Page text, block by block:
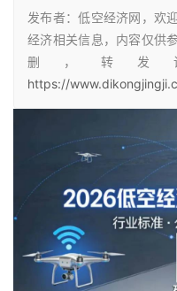
发布者：低空经济网，欢
经济相关信息，内容仅供
删，转发
https://